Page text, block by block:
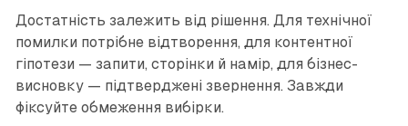
Достатність залежить від рішення. Для технічної
помилки потрібне відтворення, для контентної
гіпотези — запити, сторінки й намір, для бізнес-
висновку — підтверджені звернення. Завжди
фіксуйте обмеження вибірки.